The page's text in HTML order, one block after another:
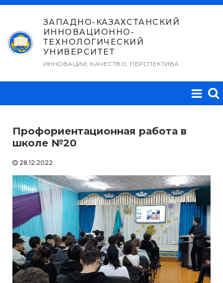
Перейти
содержимому
ЗАПАДНО-КАЗАХСТАНСКИЙ
ИННОВАЦИОННО-
ТЕХНОЛОГИЧЕСКИЙ
УНИВЕРСИТЕТ
ИННОВАЦИИ, КАЧЕСТВО, ПЕРСПЕКТИВА
Профориентационная работа в
школе №20
28.12.2022